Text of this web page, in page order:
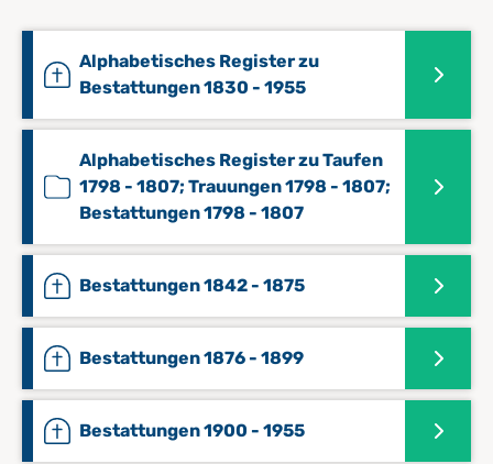
Alphabetisches Register zu
Bestattungen 1830 - 1955
Alphabetisches Register zu Taufen
1798 - 1807; Trauungen 1798 - 1807;
Bestattungen 1798 - 1807
Bestattungen 1842 - 1875
Bestattungen 1876 - 1899
Bestattungen 1900 - 1955